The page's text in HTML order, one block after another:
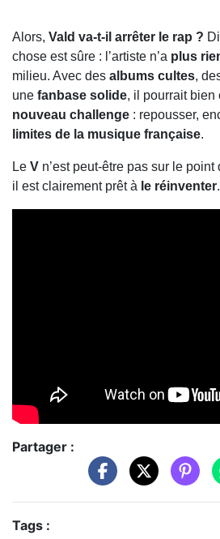
Alors, Vald va-t-il arrêter le rap ?
chose est sûre : l’artiste n’a plus
milieu. Avec des albums cultes,
une fanbase solide, il pourrait bien
nouveau challenge : repousser,
limites de la musique française.
Le V n’est peut-être pas sur le
il est clairement prêt à le réinventer.
Partager :
Tags :